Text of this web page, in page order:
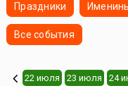
Праздники
Все события
22 июля 23 июля 24